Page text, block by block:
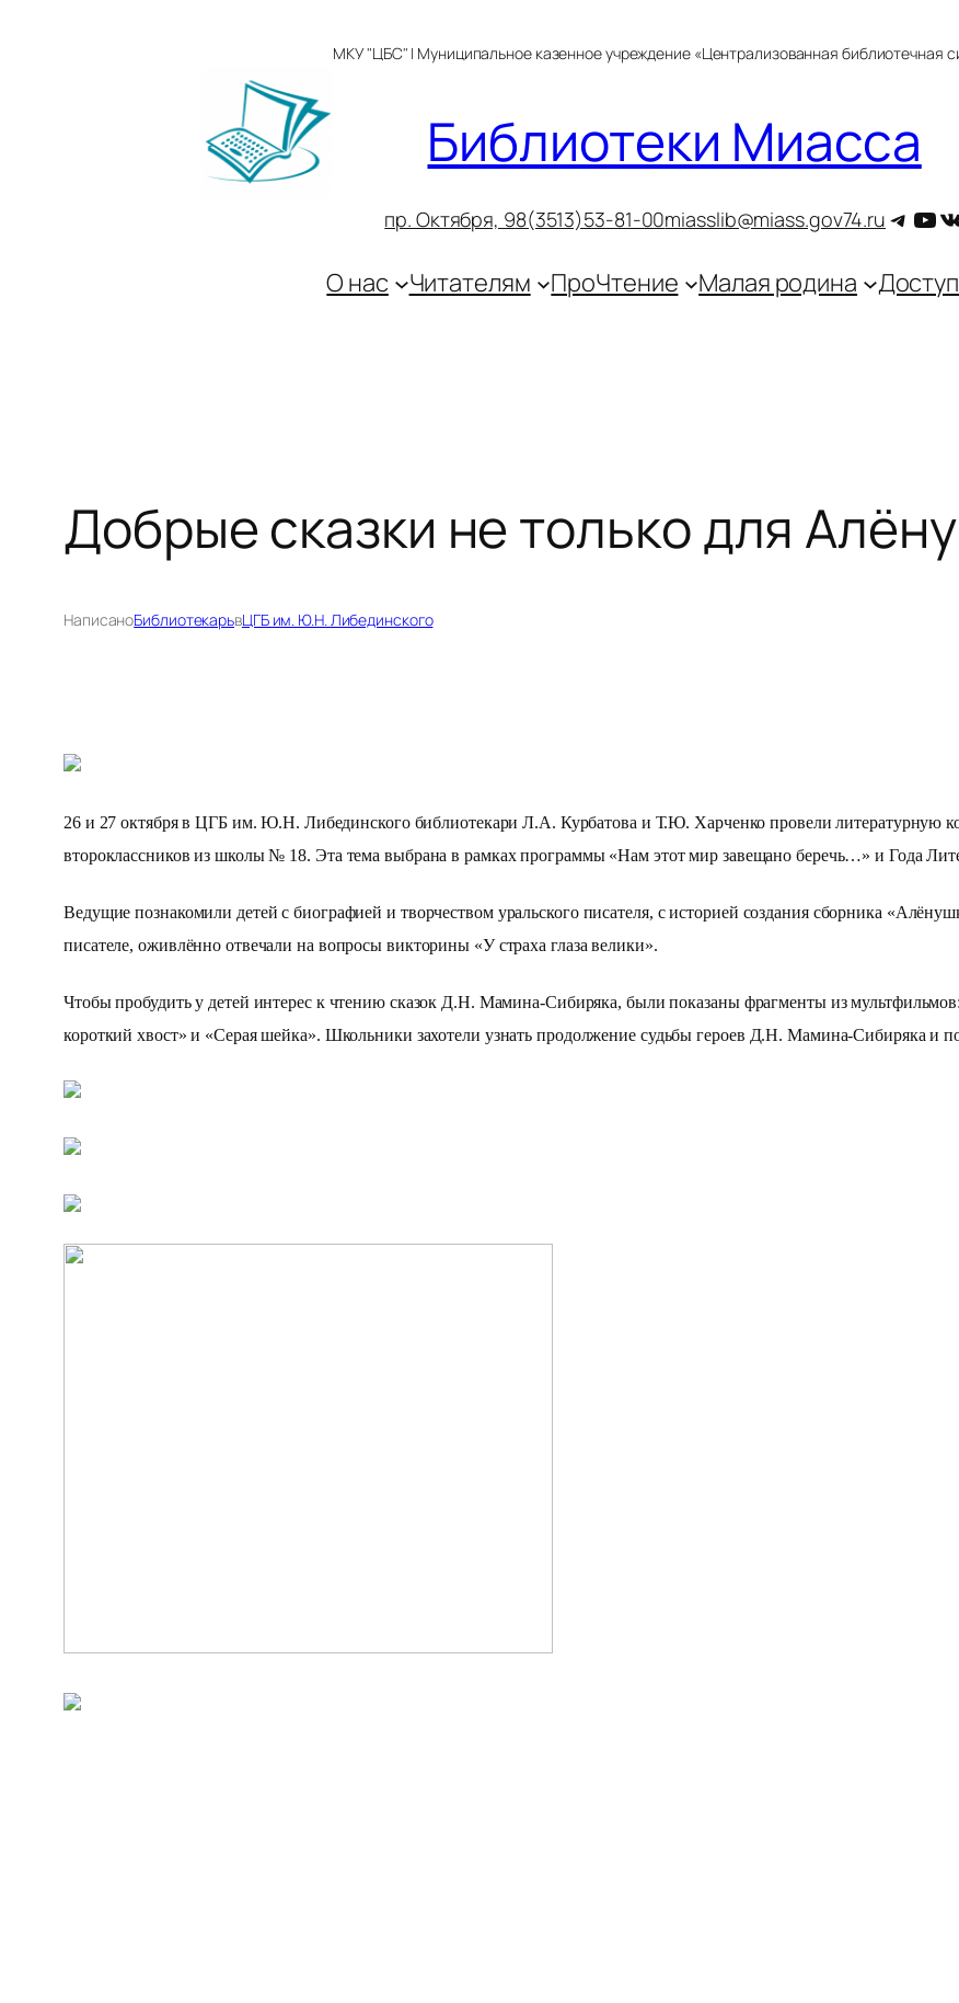
МКУ "ЦБС" | Муниципальное казенное учреждение «Централизованная библиотечная
Библиотеки Миасса
пр. Октября, 98(3513)53-81-00miasslib@miass.gov74.ru
О нас Читателям ПроЧтение Малая родина
Добрые сказки не только для
НаписаноБиблиотекарьвЦГБ им. Ю.Н. Либединского
26 и 27 октября в ЦГБ им. Ю.Н. Либединского библиотекари Л.А. Курбатова и Т.Ю. Харченко провели литературную
второклассников из школы № 18. Эта тема выбрана в рамках программы «Нам этот мир завещано беречь…» и Года
Ведущие познакомили детей с биографией и творчеством уральского писателя, с историей создания сборника
писателе, оживлённо отвечали на вопросы викторины «У страха глаза велики».
Чтобы пробудить у детей интерес к чтению сказок Д.Н. Мамина-Сибиряка, были показаны фрагменты из
короткий хвост» и «Серая шейка». Школьники захотели узнать продолжение судьбы героев Д.Н. Мамина-Сибиряка и